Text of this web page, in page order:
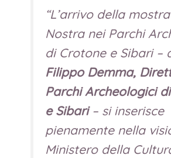
“L’arrivo della
Nostra nei Parchi
di Crotone e Sibari–
Filippo Demma,
Parchi Archeologici
e Sibari– si inserisce
pienamente nella
Ministero della